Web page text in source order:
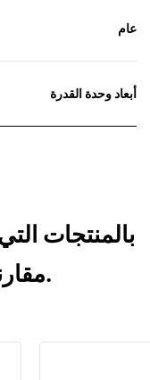
عام
أبعاد وحدة القدرة
مقارنتها بشكل متكرر.